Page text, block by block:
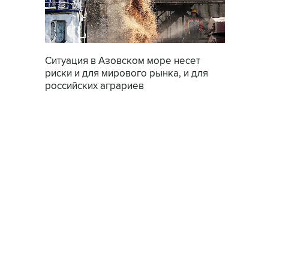
Ситуация в Азовском море несет
риски и для мирового рынка, и для
российских аграриев